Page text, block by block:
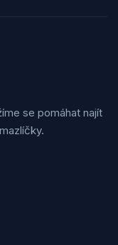
se pomáhat najít